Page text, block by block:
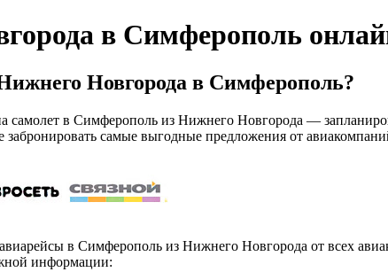
в Симферополь
Новгорода в Симферополь?
в Симферополь из Нижнего Новгорода —
самые выгодные предложения от
в Симферополь из Нижнего Новгорода от всех
информации: